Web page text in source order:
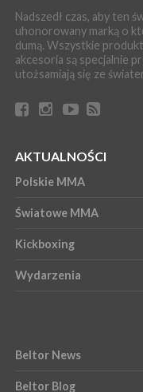
Nadszedł czas, aby ten
uhonorowany marką o
dumą. Wszystkie
akcesoria są specjalnie
utożsamiają się ze
AKTUALNOŚCI
Polskie MMA
Światowe MMA
Kickboxing
Wydarzenia
Beltor News
Beltor Blog